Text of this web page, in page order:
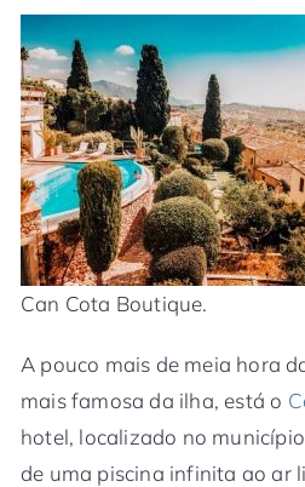
Can Cota Boutique.
A pouco mais de meia hora
mais famosa da ilha, está o
hotel, localizado no
de uma piscina infinita ao ar